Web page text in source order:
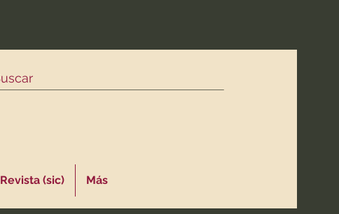
Revista (sic) Más